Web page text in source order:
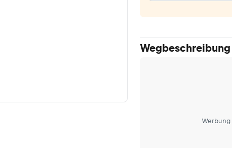
Wegbeschreibung
Werbung